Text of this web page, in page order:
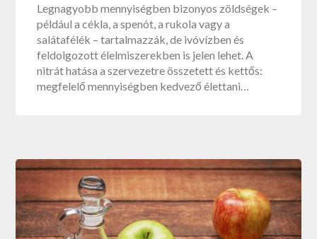
Legnagyobb mennyiségben bizonyos zöldségek –
például a cékla, a spenót, a rukola vagy a
salátafélék – tartalmazzák, de ivóvízben és
feldolgozott élelmiszerekben is jelen lehet. A
nitrát hatása a szervezetre összetett és kettős:
megfelelő mennyiségben kedvező élettani…